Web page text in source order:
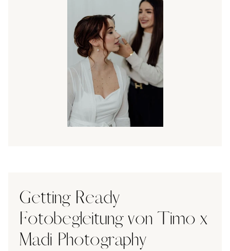
Brautguide per Post
Rundum-Betreuung - Stets erreichbar für Fragen
vor/nach dem Probetermin
Getränke & Snacks frei zur Verfügung
Getting Ready
Fotobegleitung von Timo x
Madi Photography